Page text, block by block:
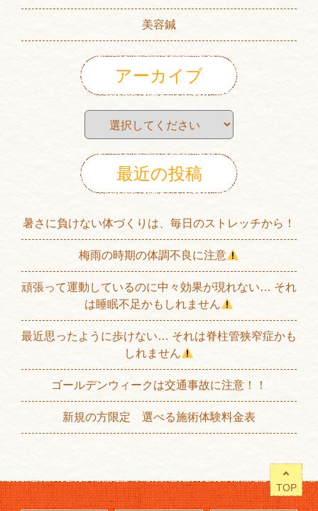
美容鍼
アーカイブ
最近の投稿
暑さに負けない体づくりは、毎日のストレッチから！
梅雨の時期の体調不良に注意
頑張って運動しているのに中々効果が現れない… それ
は睡眠不足かもしれません
最近思ったように歩けない… それは脊柱管狭窄症かも
しれません
ゴールデンウィークは交通事故に注意！！
新規の方限定 選べる施術体験料金表
TOP